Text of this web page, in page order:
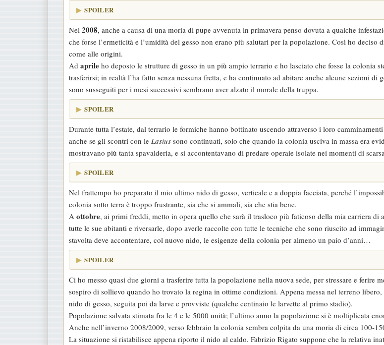
SPOILER
Nel 2008, anche a causa di una moria di pupe avvenuta in primavera penso dovuta a qualche
che forse l’ermeticità e l’umidità del gesso non erano più salutari per la popolazione. Così ho deciso
come alle origini.
Ad aprile ho deposto le strutture di gesso in un più ampio terrario e ho lasciato che fosse la colonia
trasferirsi; in realtà l’ha fatto senza nessuna fretta, e ha continuato ad abitare anche alcune sezioni di
sono susseguiti per i mesi successivi sembrano aver alzato il morale della truppa.
SPOILER
Durante tutta l’estate, dal terrario le formiche hanno bottinato uscendo attraverso i loro
anche se gli scontri con le Lasius sono continuati, solo che quando la colonia usciva in massa era
mostravano più tanta spavalderia, e si accontentavano di predare operaie isolate nei momenti di
SPOILER
Nel frattempo ho preparato il mio ultimo nido di gesso, verticale e a doppia facciata, perché
colonia sotto terra è troppo frustrante, sia che si ammali, sia che stia bene.
A ottobre, ai primi freddi, metto in opera quello che sarà il trasloco più faticoso della mia carriera di
tutte le sue abitanti e riversarle, dopo averle raccolte con tutte le tecniche che sono riuscito ad
stavolta deve accontentare, col nuovo nido, le esigenze della colonia per almeno un paio d’anni…
SPOILER
Ci ho messo quasi due giorni a trasferire tutta la popolazione nella nuova sede, per stressare e ferire
sospiro di sollievo quando ho trovato la regina in ottime condizioni. Appena messa nel terreno libero,
nido di gesso, seguita poi da larve e provviste (qualche centinaio le larvette al primo stadio).
Popolazione salvata stimata fra le 4 e le 5000 unità; l’ultimo anno la popolazione si è moltiplicata
Anche nell’inverno 2008/2009, verso febbraio la colonia sembra colpita da una moria di circa 100-
La situazione si ristabilisce appena riporto il nido al caldo. Fabrizio Rigato suppone che la relativa